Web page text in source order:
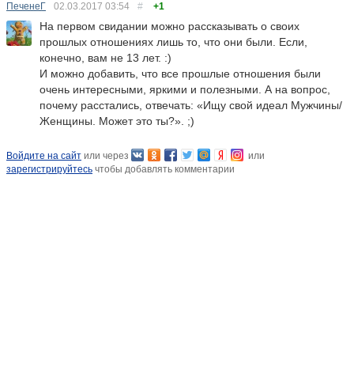
ПеченеГ 02.03.2017 03:54 # +1
На первом свидании можно рассказывать о своих
прошлых отношениях лишь то, что они были. Если,
конечно, вам не 13 лет. :)
И можно добавить, что все прошлые отношения были
очень интересными, яркими и полезными. А на вопрос,
почему расстались, отвечать: «Ищу свой идеал Мужчины/
Женщины. Может это ты?». ;)
Войдите на сайт или через
или
зарегистрируйтесь чтобы добавлять комментарии